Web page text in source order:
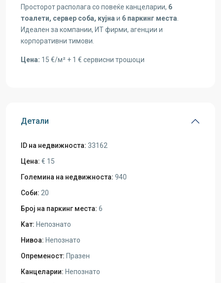
Просторот располага со повеќе канцеларии, 6
тоалети, сервер соба, кујна и 6 паркинг места
Идеален за компании, ИТ фирми, агенции и
корпоративни тимови.
Цена: 15 €/м² + 1 € сервисни трошоци
Детали
ID на недвижноста: 33162
Цена: € 15
Големина на недвижноста: 940
Соби: 20
Број на паркинг места: 6
Kат: Непознато
Нивоа: Непознато
Опременост: Празен
Канцеларии: Непознато